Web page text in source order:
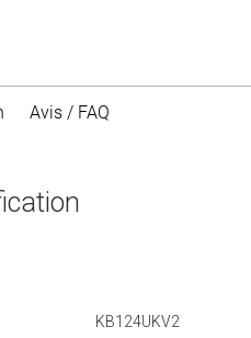
Avis / FAQ
KB124UKV2